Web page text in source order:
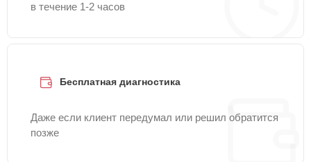
в течение 1-2 часов
Бесплатная диагностика
Даже если клиент передумал или решил обратится
позже